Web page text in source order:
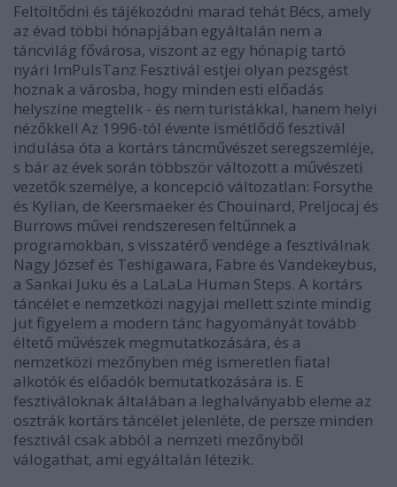
Feltöltődni és tájékozódni marad tehát Bécs, amely
az évad többi hónapjában egyáltalán nem a
táncvilág fővárosa, viszont az egy hónapig tartó
nyári ImPulsTanz Fesztivál estjei olyan pezsgést
hoznak a városba, hogy minden esti előadás
helyszíne megtelik - és nem turistákkal, hanem helyi
nézőkkel! Az 1996-tól évente ismétlődő fesztivál
indulása óta a kortárs táncművészet seregszemléje,
s bár az évek során többször változott a művészeti
vezetők személye, a koncepció változatlan: Forsythe
és Kylian, de Keersmaeker és Chouinard, Preljocaj és
Burrows művei rendszeresen feltűnnek a
programokban, s visszatérő vendége a fesztiválnak
Nagy József és Teshigawara, Fabre és Vandekeybus,
a Sankai Juku és a LaLaLa Human Steps. A kortárs
táncélet e nemzetközi nagyjai mellett szinte mindig
jut figyelem a modern tánc hagyományát tovább
éltető művészek megmutatkozására, és a
nemzetközi mezőnyben még ismeretlen fiatal
alkotók és előadók bemutatkozására is. E
fesztiváloknak általában a leghalványabb eleme az
osztrák kortárs táncélet jelenléte, de persze minden
fesztivál csak abból a nemzeti mezőnyből
válogathat, ami egyáltalán létezik.